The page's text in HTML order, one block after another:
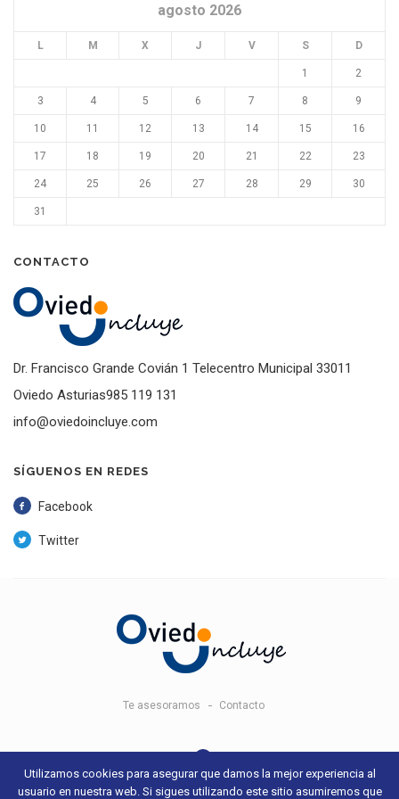
agosto 2026
L M X J V S D
1 2
3 4 5 6 7 8 9
10 11 12 13 14 15 16
17 18 19 20 21 22 23
24 25 26 27 28 29 30
31
CONTACTO
Dr. Francisco Grande Covián 1 Telecentro Municipal 33011
Oviedo Asturias985 119 131
info@oviedoincluye.com
SÍGUENOS EN REDES
Facebook
Twitter
Te asesoramos Contacto
© 2018 Oviedo Incluye - Aviso legal y condiciones de uso- Sitio web
Utilizamos cookies para asegurar que damos la mejor experiencia al
usuario en nuestra web. Si sigues utilizando este sitio asumiremos que